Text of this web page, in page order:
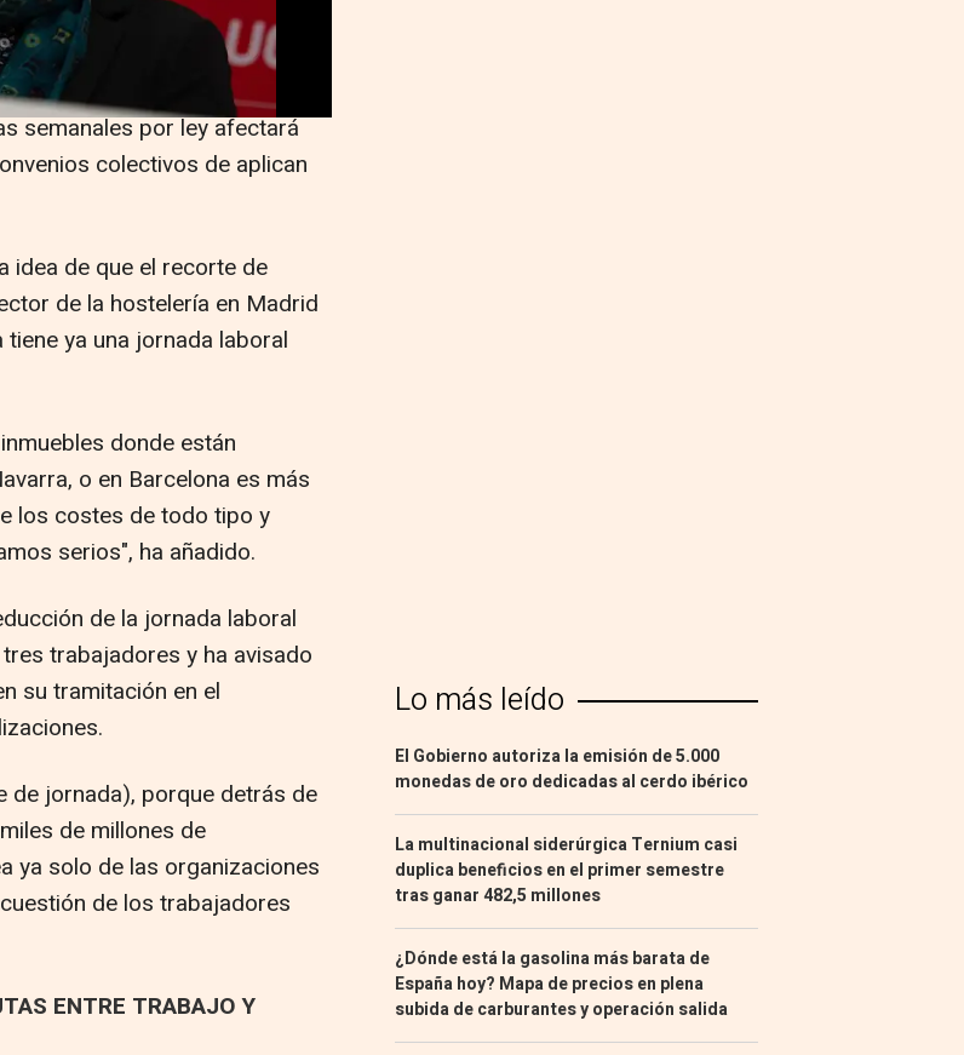
para dar a conocer las
ha pedido dejar de decir
semanales por ley afectará
colectivos de aplican
idea de que el recorte de
de la hostelería en Madrid
ya una jornada laboral
donde están
o en Barcelona es más
los costes de todo tipo y
serios", ha añadido.
de la jornada laboral
trabajadores y ha avisado
su tramitación en el
de jornada), porque detrás de
de millones de
ya solo de las organizaciones
de los trabajadores
ENTRE TRABAJO Y
Lo más leído
El Gobierno autoriza la emisión de 5.000
monedas de oro dedicadas al cerdo ibérico
La multinacional siderúrgica Ternium casi
duplica beneficios en el primer semestre
tras ganar 482,5 millones
¿Dónde está la gasolina más barata de
España hoy? Mapa de precios en plena
subida de carburantes y operación salida